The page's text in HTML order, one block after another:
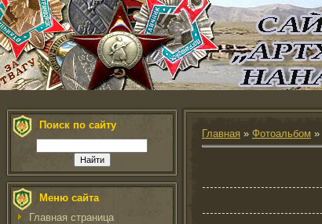
Поиск по сайту
Меню сайта
Главная страница
Главная » Фотоальбом »